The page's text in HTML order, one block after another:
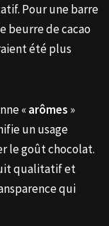
Pour une barre
beurre de cacao
été plus
«arômes »
un usage
le goût chocolat.
qualitatif et
qui